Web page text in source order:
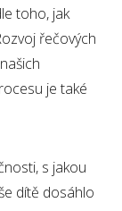
toho, jak
řečových
je také
s jakou
dítě dosáhlo